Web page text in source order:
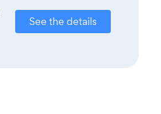
See the details